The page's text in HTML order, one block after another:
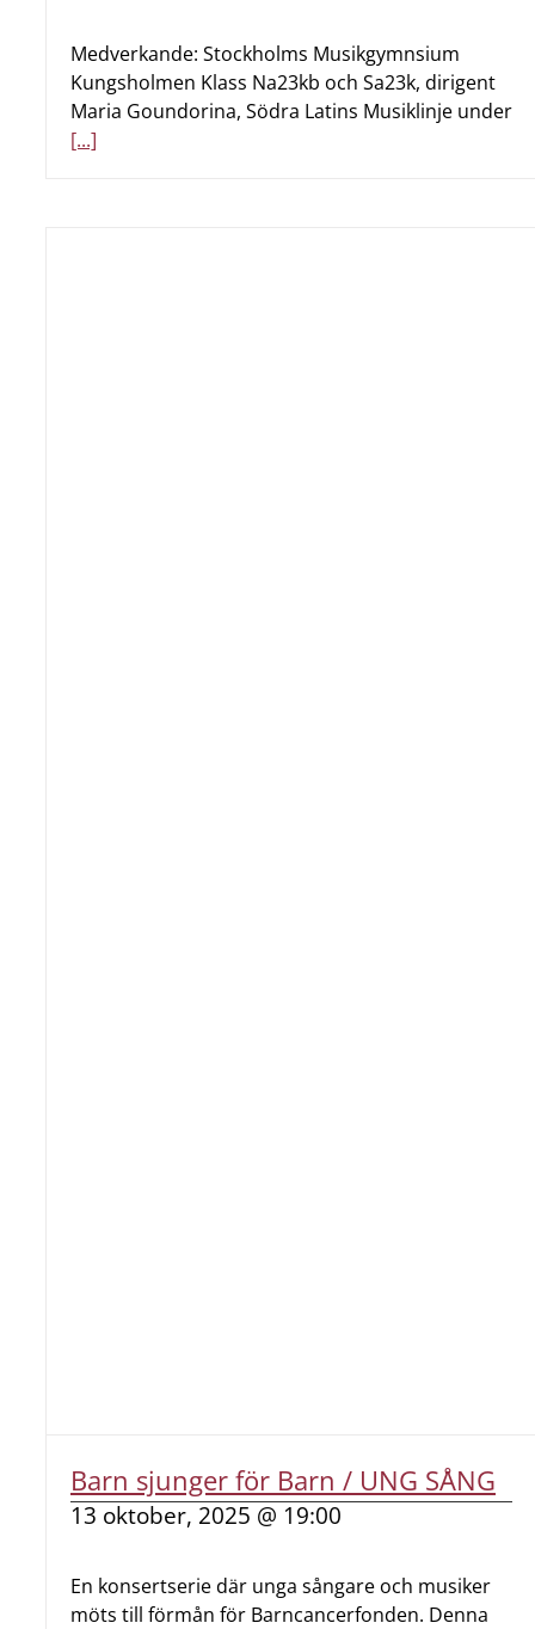
Medverkande: Stockholms Musikgymnsium
Kungsholmen Klass Na23kb och Sa23k, dirigent
Maria Goundorina, Södra Latins Musiklinje under
[...]
Barn sjunger för Barn / UNG SÅNG
13 oktober, 2025 @ 19:00
En konsertserie där unga sångare och musiker
möts till förmån för Barncancerfonden. Denna